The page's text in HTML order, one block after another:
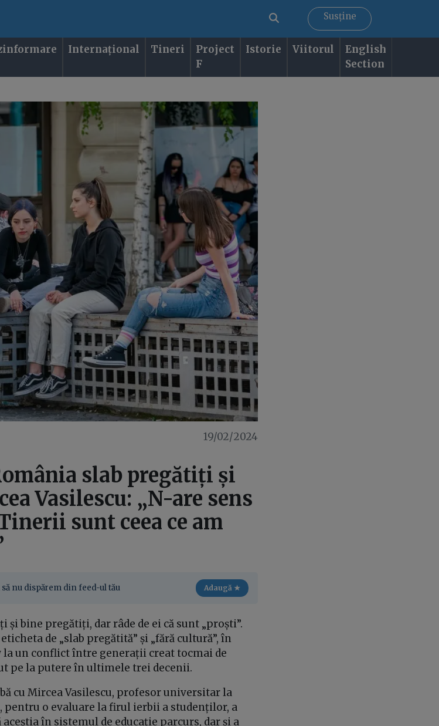
Susține
Internațional Tineri
Project
F
Istorie Viitorul
English
Section
19/02/2024
slab pregătiți și
Vasilescu: „N-are sens
sunt ceea ce am
nu dispărem din feed-ul tău Adaugă ★
și bine pregătiți, dar râde de ei că sunt „proști”.
de „slab pregătită” și „fără cultură”, în
un conflict între generații creat tocmai de
pe la putere în ultimele trei decenii.
cu Mircea Vasilescu, profesor universitar la
pentru o evaluare la firul ierbii a studenților, a
în sistemul de educație parcurs, dar și a